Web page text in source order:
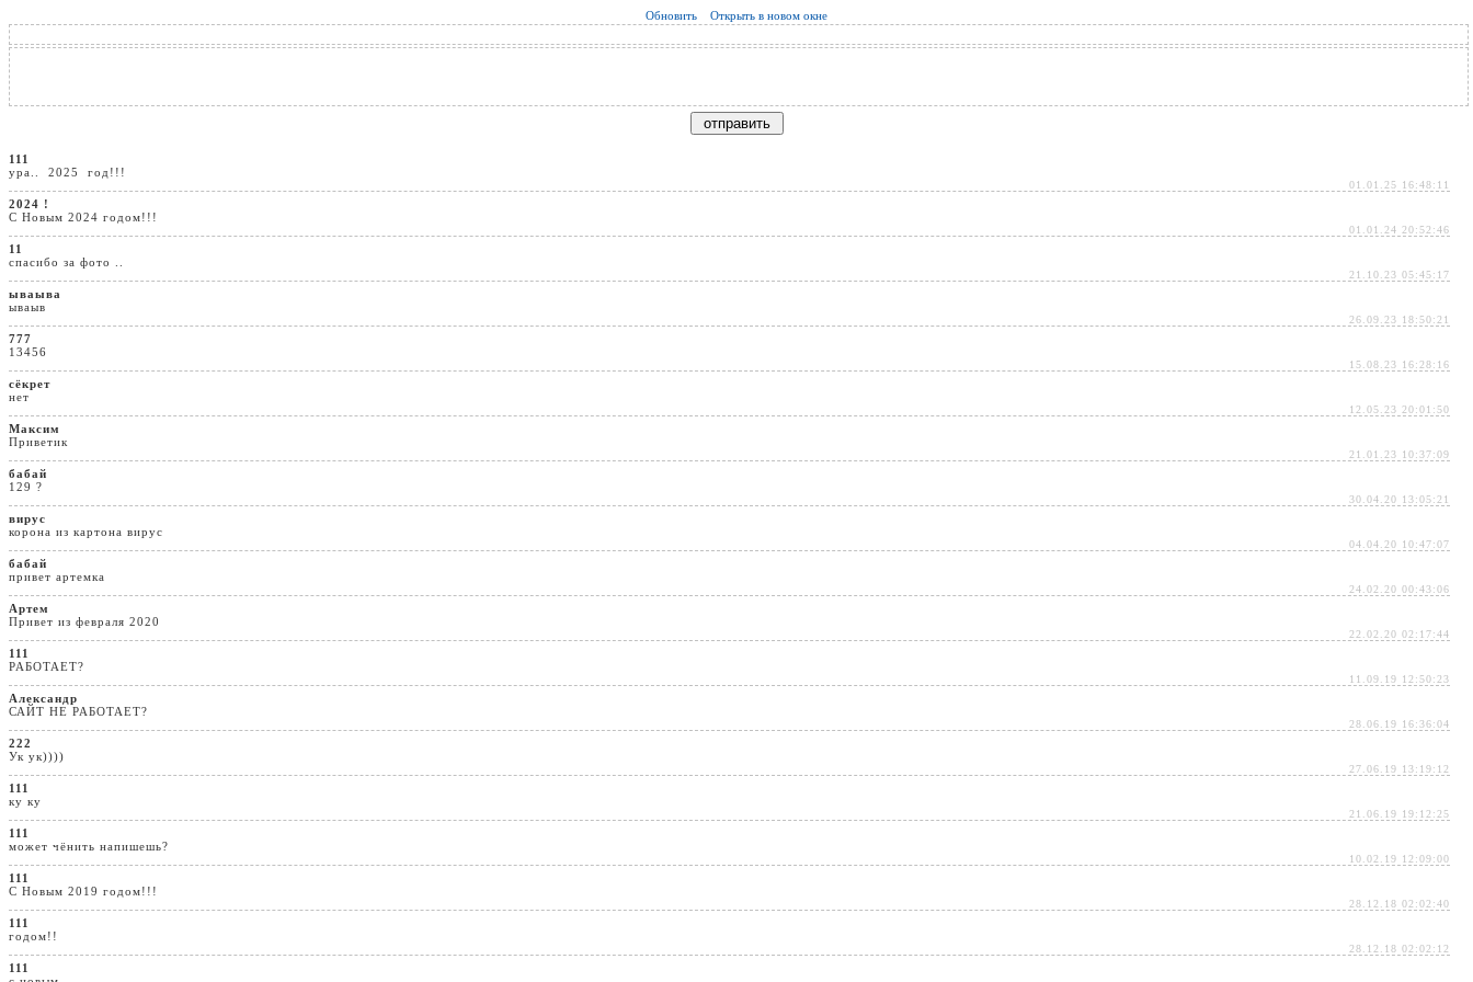
Обновить Открыть в новом окне
111
ура.. 2025 год!!!
01.01.25 16:48:11
2024 !
С Новым 2024 годом!!!
01.01.24 20:52:46
11
спасибо за фото ..
21.10.23 05:45:17
ываыва
ываыв
26.09.23 18:50:21
777
13456
15.08.23 16:28:16
сёкрет
нет
12.05.23 20:01:50
Максим
Приветик
21.01.23 10:37:09
бабай
129 ?
30.04.20 13:05:21
вирус
корона из картона вирус
04.04.20 10:47:07
бабай
привет артемка
24.02.20 00:43:06
Артем
Привет из февраля 2020
22.02.20 02:17:44
111
РАБОТАЕТ?
11.09.19 12:50:23
Александр
САЙТ НЕ РАБОТАЕТ?
28.06.19 16:36:04
222
Ук ук))))
27.06.19 13:19:12
111
ку ку
21.06.19 19:12:25
111
может чёнить напишешь?
10.02.19 12:09:00
111
С Новым 2019 годом!!!
28.12.18 02:02:40
111
годом!!
28.12.18 02:02:12
111